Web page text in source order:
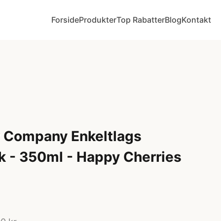
ForsideProdukterTop RabatterBlogKontakt
Enkeltlags
- 350ml - Happy Cherries